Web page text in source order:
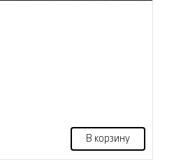
В корзину